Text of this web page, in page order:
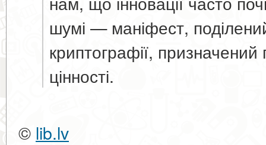
шумі — маніфест,
криптографії,
цінності.
© lib.lv